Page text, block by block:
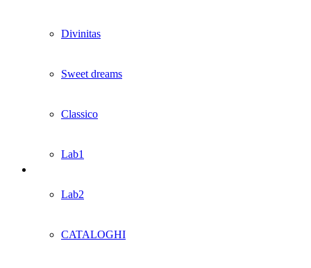
Divinitas
Sweet dreams
Classico
Lab1
Lab2
CATALOGHI